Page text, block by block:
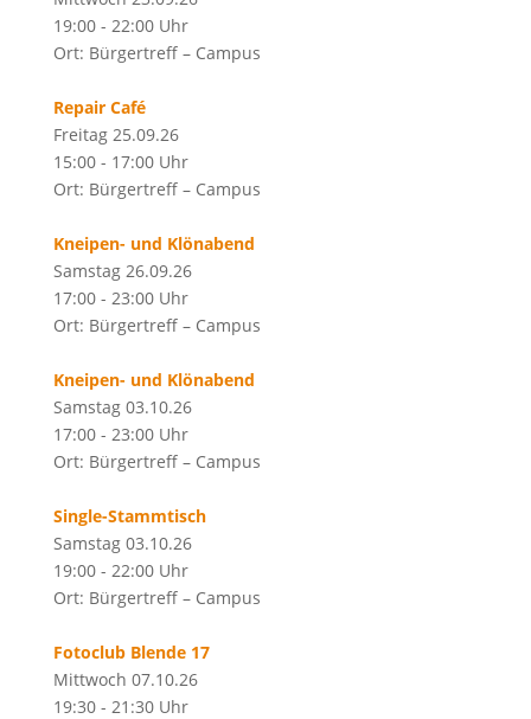
19:00 - 22:00 Uhr
Ort: Bürgertreff – Campus
Repair Café
Freitag 25.09.26
15:00 - 17:00 Uhr
Ort: Bürgertreff – Campus
Kneipen- und Klönabend
Samstag 26.09.26
17:00 - 23:00 Uhr
Ort: Bürgertreff – Campus
Kneipen- und Klönabend
Samstag 03.10.26
17:00 - 23:00 Uhr
Ort: Bürgertreff – Campus
Single-Stammtisch
Samstag 03.10.26
19:00 - 22:00 Uhr
Ort: Bürgertreff – Campus
Fotoclub Blende 17
Mittwoch 07.10.26
19:30 - 21:30 Uhr